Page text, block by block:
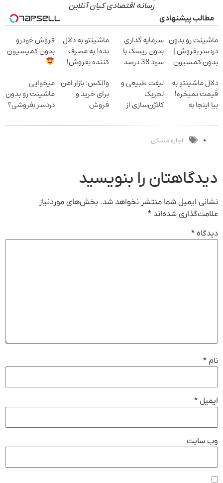
رسانه اقتصادی کیان آنلاین
مطالب پیشنهادی
ماشینت رو بدون
دردسر بفروش |
بدون کمسیون
سرمایه گذاری
بدون ریسک با
سود 38 درصد
ماشینتو به دلال
نده! به مصرف
کننده بفروش!
یک تماس
فروش خودرو
بدون کمیسیون
دلال ماشینتو به
قیمت نمیخره!
بیا اینجا به
بفروش*فقط
خریدار واقعی*
لیفت طبیعی و
تحریک
کلاژن‌سازی از
24ماه ماندگاری
جوان شو
والکس: بازار امن
برای خرید و
فروش
دیجیتال
میخوایی
ماشینت رو بدون
دردسر بفروشی؟
اجاره مسکن
دیدگاهتان را بنویسید
نشانی ایمیل شما منتشر نخواهد شد. بخش‌های موردنیاز
علامت‌گذاری شده‌اند *
دیدگاه *
نام *
ایمیل *
وب‌ سایت